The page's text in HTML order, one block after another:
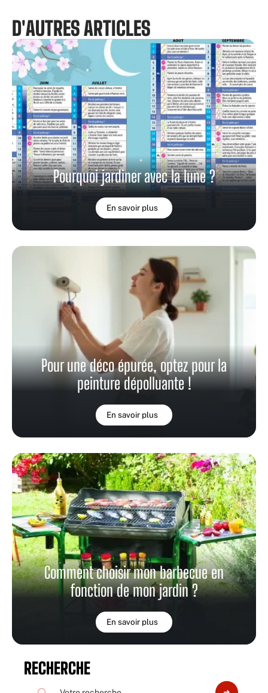
D'AUTRES ARTICLES
Pourquoi jardiner avec la lune ?
En savoir plus
Pour une déco épurée, optez pour la
peinture dépolluante !
En savoir plus
Comment choisir mon barbecue en
fonction de mon jardin ?
En savoir plus
RECHERCHE